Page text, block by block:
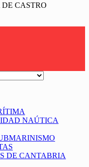
CASTRO
NAÚTICA
DE CANTABRIA